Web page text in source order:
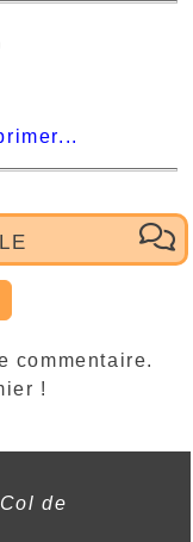
commentaire.
!
Col de